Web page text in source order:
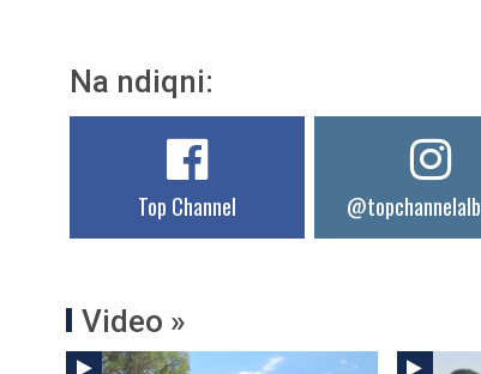
Na ndiqni:
Top Channel
Video »